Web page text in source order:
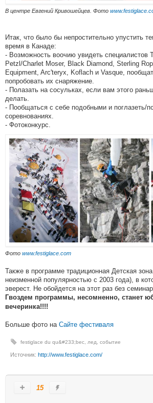
В центре Евгений Кривошейцев. Фото
Итак, что было бы непростительно упустить
время в Канаде:
- Возможность воочию увидеть специалистов
Petzl/Charlet Moser, Black Diamond, Sterling
Equipment, Arc'teryx, Koflach и Vasque,
попробовать их снаряжение.
- Полазать на сосульках, если вам этого
делать.
- Пообщаться с себе подобными и поглазеть/
соревнованиях.
- Фотоконкурс.
Фото www.festiglace.com
Также в программе традиционная Детская
неизменной популярностью с 2003 года), в
эверест. Не обойдется на этот раз без
Гвоздем программы, несомненно, станет
вечеринка!!!!
Больше фото на Сайте фестиваля
festiglace du qu&#233;bec лед событие
Источник: http://www.festiglace.com/
15